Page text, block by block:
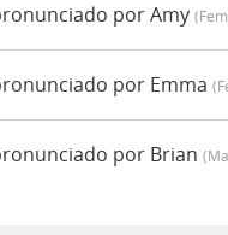
por Amy
por Emma
por Brian